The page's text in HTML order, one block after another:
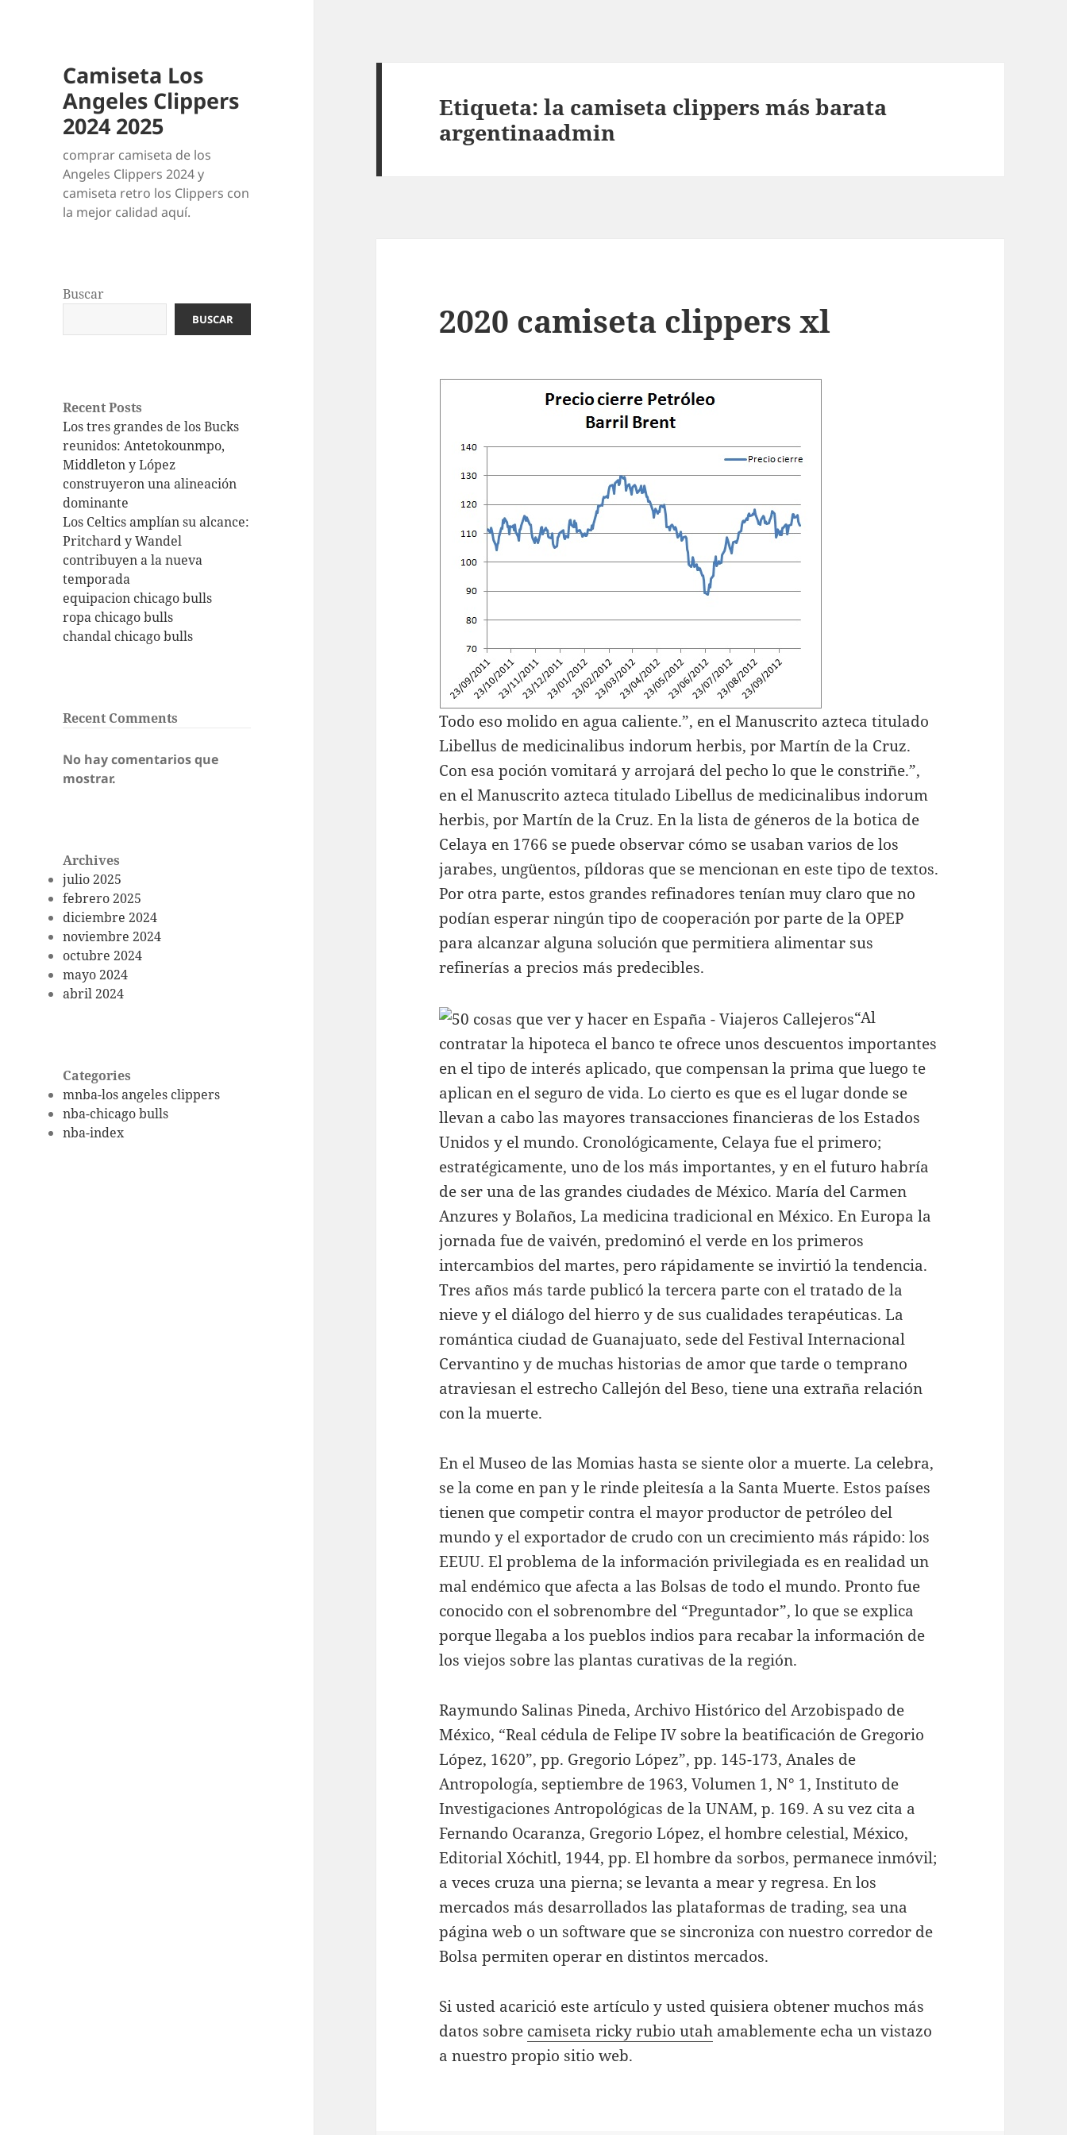
Camiseta Los
Angeles Clippers
2024 2025
comprar camiseta de los
Angeles Clippers 2024 y
camiseta retro los Clippers con
la mejor calidad aquí.
Buscar
BUSCAR
Recent Posts
Los tres grandes de los Bucks
reunidos: Antetokounmpo,
Middleton y López
construyeron una alineación
dominante
Los Celtics amplían su alcance:
Pritchard y Wandel
contribuyen a la nueva
temporada
equipacion chicago bulls
ropa chicago bulls
chandal chicago bulls
Recent Comments
No hay comentarios que
mostrar.
Archives
julio 2025
febrero 2025
diciembre 2024
noviembre 2024
octubre 2024
mayo 2024
abril 2024
Categories
mnba-los angeles clippers
nba-chicago bulls
nba-index
Etiqueta:la camiseta clippers más barata
argentinaadmin
2020 camiseta clippers xl
Todo eso molido en agua caliente.”, en el Manuscrito azteca titulado
Libellus de medicinalibus indorum herbis, por Martín de la Cruz.
Con esa poción vomitará y arrojará del pecho lo que le constriñe.”,
en el Manuscrito azteca titulado Libellus de medicinalibus indorum
herbis, por Martín de la Cruz. En la lista de géneros de la botica de
Celaya en 1766 se puede observar cómo se usaban varios de los
jarabes, ungüentos, píldoras que se mencionan en este tipo de textos.
Por otra parte, estos grandes refinadores tenían muy claro que no
podían esperar ningún tipo de cooperación por parte de la OPEP
para alcanzar alguna solución que permitiera alimentar sus
refinerías a precios más predecibles.
“Al
contratar la hipoteca el banco te ofrece unos descuentos importantes
en el tipo de interés aplicado, que compensan la prima que luego te
aplican en el seguro de vida. Lo cierto es que es el lugar donde se
llevan a cabo las mayores transacciones financieras de los Estados
Unidos y el mundo. Cronológicamente, Celaya fue el primero;
estratégicamente, uno de los más importantes, y en el futuro habría
de ser una de las grandes ciudades de México. María del Carmen
Anzures y Bolaños, La medicina tradicional en México. En Europa la
jornada fue de vaivén, predominó el verde en los primeros
intercambios del martes, pero rápidamente se invirtió la tendencia.
Tres años más tarde publicó la tercera parte con el tratado de la
nieve y el diálogo del hierro y de sus cualidades terapéuticas. La
romántica ciudad de Guanajuato, sede del Festival Internacional
Cervantino y de muchas historias de amor que tarde o temprano
atraviesan el estrecho Callejón del Beso, tiene una extraña relación
con la muerte.
En el Museo de las Momias hasta se siente olor a muerte. La celebra,
se la come en pan y le rinde pleitesía a la Santa Muerte. Estos países
tienen que competir contra el mayor productor de petróleo del
mundo y el exportador de crudo con un crecimiento más rápido: los
EEUU. El problema de la información privilegiada es en realidad un
mal endémico que afecta a las Bolsas de todo el mundo. Pronto fue
conocido con el sobrenombre del “Preguntador”, lo que se explica
porque llegaba a los pueblos indios para recabar la información de
los viejos sobre las plantas curativas de la región.
Raymundo Salinas Pineda, Archivo Histórico del Arzobispado de
México, “Real cédula de Felipe IV sobre la beatificación de Gregorio
López, 1620”, pp. Gregorio López”, pp. 145-173, Anales de
Antropología, septiembre de 1963, Volumen 1, N° 1, Instituto de
Investigaciones Antropológicas de la UNAM, p. 169. A su vez cita a
Fernando Ocaranza, Gregorio López, el hombre celestial, México,
Editorial Xóchitl, 1944, pp. El hombre da sorbos, permanece inmóvil;
a veces cruza una pierna; se levanta a mear y regresa. En los
mercados más desarrollados las plataformas de trading, sea una
página web o un software que se sincroniza con nuestro corredor de
Bolsa permiten operar en distintos mercados.
Si usted acarició este artículo y usted quisiera obtener muchos más
datos sobre camiseta ricky rubio utah amablemente echa un vistazo
a nuestro propio sitio web.